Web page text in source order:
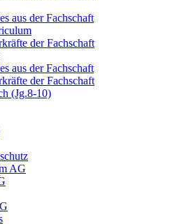
aus der Fachschaft
der Fachschaft
aus der Fachschaft
der Fachschaft
(Jg.8-10)
AG